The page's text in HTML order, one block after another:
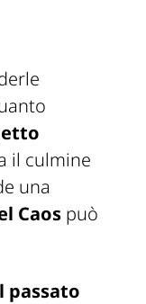
il culmine
una
Caos può
passato